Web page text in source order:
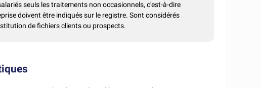
seuls les traitements non occasionnels, c'est-à-dire
doivent être indiqués sur le registre. Sont considérés
de fichiers clients ou prospects.